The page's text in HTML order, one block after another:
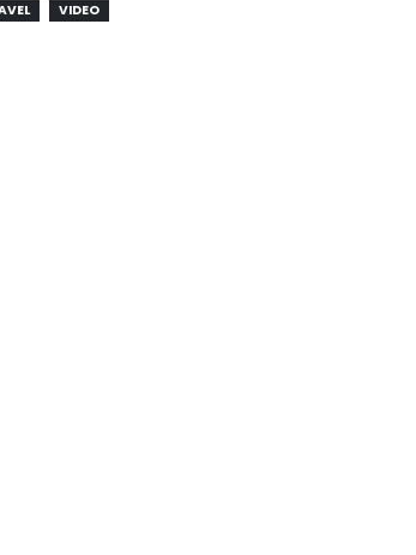
VIDEO